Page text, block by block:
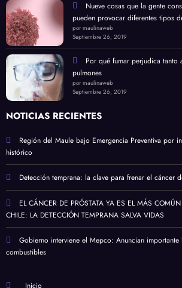
Nueve cosas que la gente
pueden provocar diferentes tipos
por maulinaweb
Septiembre 26, 2019
Por qué fumar perjudica
pulmones
por maulinaweb
Septiembre 26, 2019
NOTICIAS RECIENTES
Región del Maule bajo Emergencia Preventiva por
histórico
Detección temprana: la clave para frenar el cáncer
EL CÁNCER DE PRÓSTATA YA ES EL MÁS
CHILE: LA DETECCIÓN TEMPRANA SALVA VIDAS
Gobierno interviene el Mepco: Anuncian
combustibles